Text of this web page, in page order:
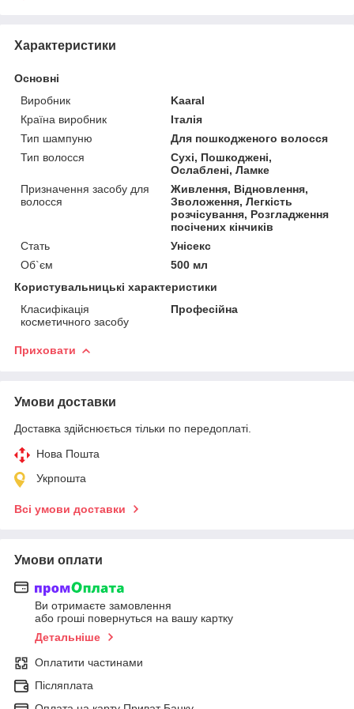
Характеристики
Основні
Виробник
Kaaral
Країна виробник
Італія
Тип шампуню
Для пошкодженого волосся
Тип волосся
Сухі, Пошкоджені,
Ослаблені, Ламке
Призначення засобу для
волосся
Живлення, Відновлення,
Зволоження, Легкість
розчісування, Розгладження
посічених кінчиків
Стать
Унісекс
Об`єм
500 мл
Користувальницькі характеристики
Класифікація
косметичного засобу
Професійна
Приховати
Умови доставки
Доставка здійснюється тільки по передоплаті.
Нова Пошта
Укрпошта
Всі умови доставки
Умови оплати
Ви отримаєте замовлення
або гроші повернуться на вашу картку
Детальніше
Оплатити частинами
Післяплата